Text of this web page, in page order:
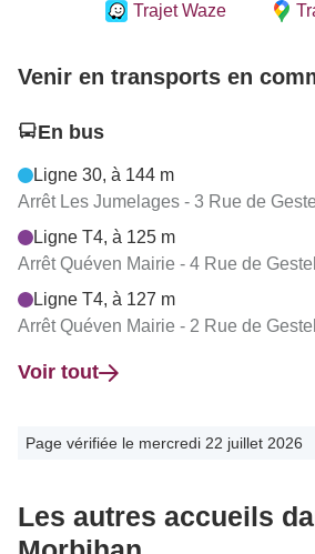
Trajet Waze
Venir en transports en
En bus
Ligne 30, à 144 m
Arrêt Les Jumelages - 3 Rue de Gestel
Ligne T4, à 125 m
Arrêt Quéven Mairie - 4 Rue de Gestel
Ligne T4, à 127 m
Arrêt Quéven Mairie - 2 Rue de Gestel
Voir tout
Page vérifiée le mercredi 22 juillet 2026
Les autres accueils